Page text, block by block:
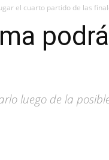
el cuarto partido de las
luego de la